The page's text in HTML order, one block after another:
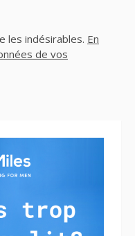
les indésirables. En
de vos